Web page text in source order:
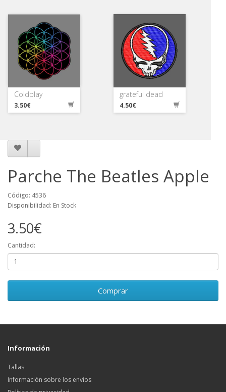
Coldplay
3.50€
grateful dead
4.50€
Parche The Beatles Apple
Código: 4536
Disponibilidad: En Stock
3.50€
Cantidad:
Comprar
Información
Tallas
Información sobre los envios